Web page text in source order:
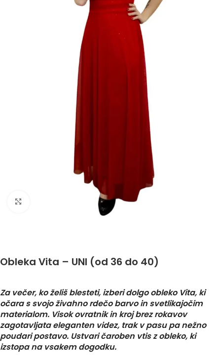
Obleka Vita – UNI (od 36 do 40)
Za večer, ko želiš blesteti, izberi dolgo obleko Vita, ki
očara s svojo živahno rdečo barvo in svetlikajočim
materialom. Visok ovratnik in kroj brez rokavov
zagotavljata eleganten videz, trak v pasu pa nežno
poudari postavo. Ustvari čaroben vtis z obleko, ki
izstopa na vsakem dogodku.